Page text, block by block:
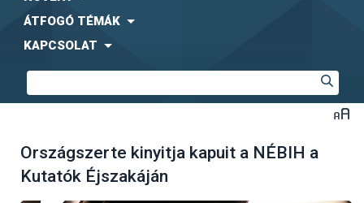
ÁTFOGÓ TÉMÁK
KAPCSOLAT
Országszerte kinyitja kapuit a NÉBIH a
Kutatók Éjszakáján